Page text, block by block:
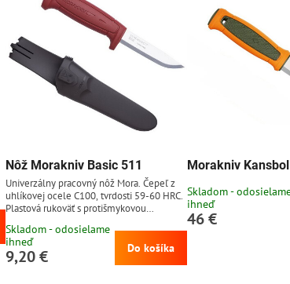
Nôž Morakniv Basic 511
Univerzálny pracovný nôž Mora. Čepeľ z
uhlíkovej ocele C100, tvrdosti 59-60 HRC.
Plastová rukoväť s protišmykovou
jednoducho pripnuteľné na opasok, bez
potreby rozopnutia opasku. Čepeľ z
uhlíkovej ocele dobre drží ostrie a ľahko sa
Skladom - odosielame
ihneď
9,20 € Do košíka
Morakniv
Skladom -
ihneď
46 €